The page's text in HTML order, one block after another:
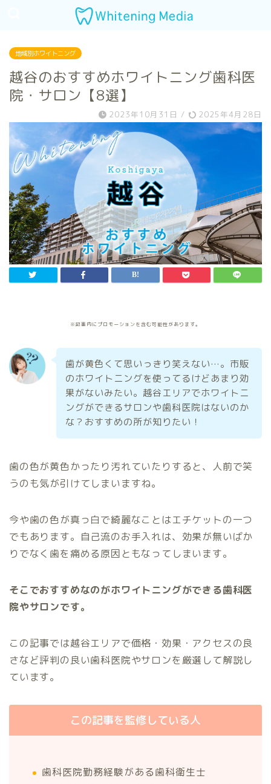
地域別ホワイトニング
越谷のおすすめホワイトニング歯科医
院・サロン【8選】
2023年10月31日 / 2025年4月28日
※記事内にプロモーションを含む可能性があります。
歯が黄色くて思いっきり笑えない…。市販
のホワイトニングを使ってるけどあまり効
果がないみたい。越谷エリアでホワイトニ
ングができるサロンや歯科医院はないのか
な？おすすめの所が知りたい！
歯の色が黄色かったり汚れていたりすると、人前で笑
うのも気が引けてしまいますね。
今や歯の色が真っ白で綺麗なことはエチケットの一つ
でもあります。自己流のお手入れは、効果が無いばか
りでなく歯を痛める原因ともなってしまいます。
そこでおすすめなのがホワイトニングができる歯科医
院やサロンです。
この記事では越谷エリアで価格・効果・アクセスの良
さなど評判の良い歯科医院やサロンを厳選して解説し
ています。
この記事を監修している人
歯科医院勤務経験がある歯科衛生士